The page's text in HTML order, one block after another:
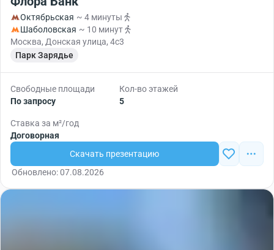
Октябрьская ~ 4 минуты
Шаболовская ~ 10 минут
Москва, Донская улица, 4с3
Парк Зарядье
Свободные площади
По запросу
Кол-во этажей
5
Ставка за м²/год
Договорная
Скачать презентацию
Обновлено: 07.08.2026